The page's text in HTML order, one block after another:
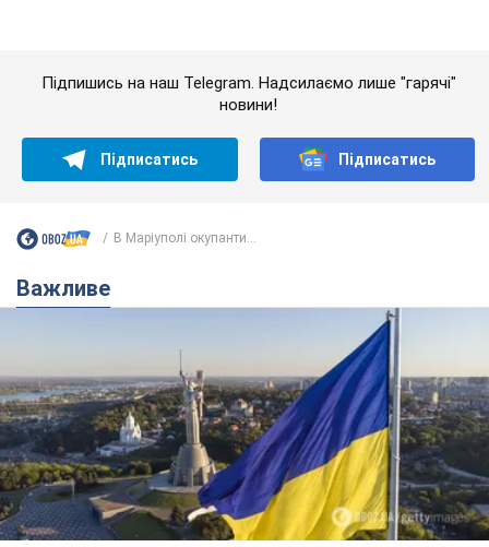
Якою була оригінальна версія гімну України та
чому її боялася Російська імперія: про це не
Державним символом є тільки перший куплет та приспів пісні
6 годин тому 29,3 т.
Олександру Пономарьову – 53: що
відомо про трьох дітей секс-
символа 90-х та який вигляд вони